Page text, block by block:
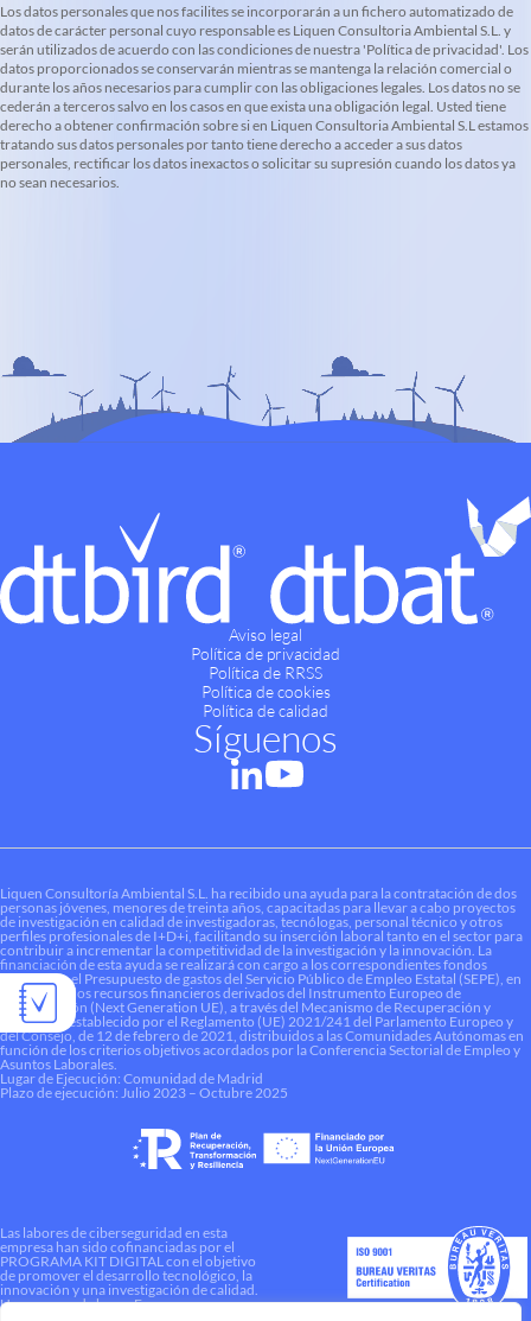
Los datos personales que nos facilites se incorporarán a un fichero automatizado de
datos de carácter personal cuyo responsable es Liquen Consultoria Ambiental S.L. y
serán utilizados de acuerdo con las condiciones de nuestra 'Política de privacidad'. Los
datos proporcionados se conservarán mientras se mantenga la relación comercial o
durante los años necesarios para cumplir con las obligaciones legales. Los datos no se
cederán a terceros salvo en los casos en que exista una obligación legal. Usted tiene
derecho a obtener confirmación sobre si en Liquen Consultoria Ambiental S.L estamos
tratando sus datos personales por tanto tiene derecho a acceder a sus datos
personales, rectificar los datos inexactos o solicitar su supresión cuando los datos ya
no sean necesarios.
Aviso legal
Política de privacidad
Política de RRSS
Política de cookies
Política de calidad
Síguenos
Liquen Consultoría Ambiental S.L. ha recibido una ayuda para la contratación de dos
personas jóvenes, menores de treinta años, capacitadas para llevar a cabo proyectos
de investigación en calidad de investigadoras, tecnólogas, personal técnico y otros
perfiles profesionales de I+D+i, facilitando su inserción laboral tanto en el sector para
contribuir a incrementar la competitividad de la investigación y la innovación. La
financiación de esta ayuda se realizará con cargo a los correspondientes fondos
dotados en el Presupuesto de gastos del Servicio Público de Empleo Estatal (SEPE), en
el marco de los recursos financieros derivados del Instrumento Europeo de
Recuperación (Next Generation UE), a través del Mecanismo de Recuperación y
Resiliencia establecido por el Reglamento (UE) 2021/241 del Parlamento Europeo y
del Consejo, de 12 de febrero de 2021, distribuidos a las Comunidades Autónomas en
función de los criterios objetivos acordados por la Conferencia Sectorial de Empleo y
Asuntos Laborales.
Lugar de Ejecución: Comunidad de Madrid
Plazo de ejecución: Julio 2023 – Octubre 2025
Las labores de ciberseguridad en esta
empresa han sido cofinanciadas por el
PROGRAMA KIT DIGITAL con el objetivo
de promover el desarrollo tecnológico, la
innovación y una investigación de calidad.
Una manera de hacer Europa